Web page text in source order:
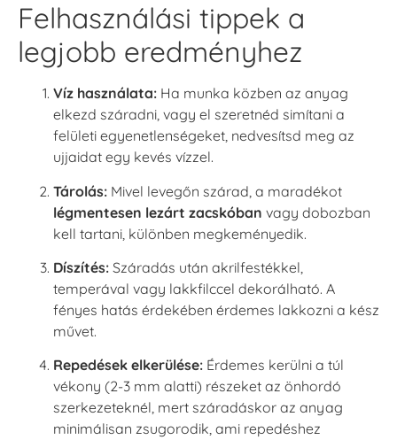
Felhasználási tippek a
legjobb eredményhez
Víz használata: Ha munka közben az anyag
elkezd száradni, vagy el szeretnéd simítani a
felületi egyenetlenségeket, nedvesítsd meg az
ujjaidat egy kevés vízzel.
Tárolás: Mivel levegőn szárad, a maradékot
légmentesen lezárt zacskóban vagy dobozban
kell tartani, különben megkeményedik.
Díszítés: Száradás után akrilfestékkel,
temperával vagy lakkfilccel dekorálható. A
fényes hatás érdekében érdemes lakkozni a kész
művet.
Repedések elkerülése: Érdemes kerülni a túl
vékony (2-3 mm alatti) részeket az önhordó
szerkezeteknél, mert száradáskor az anyag
minimálisan zsugorodik, ami repedéshez